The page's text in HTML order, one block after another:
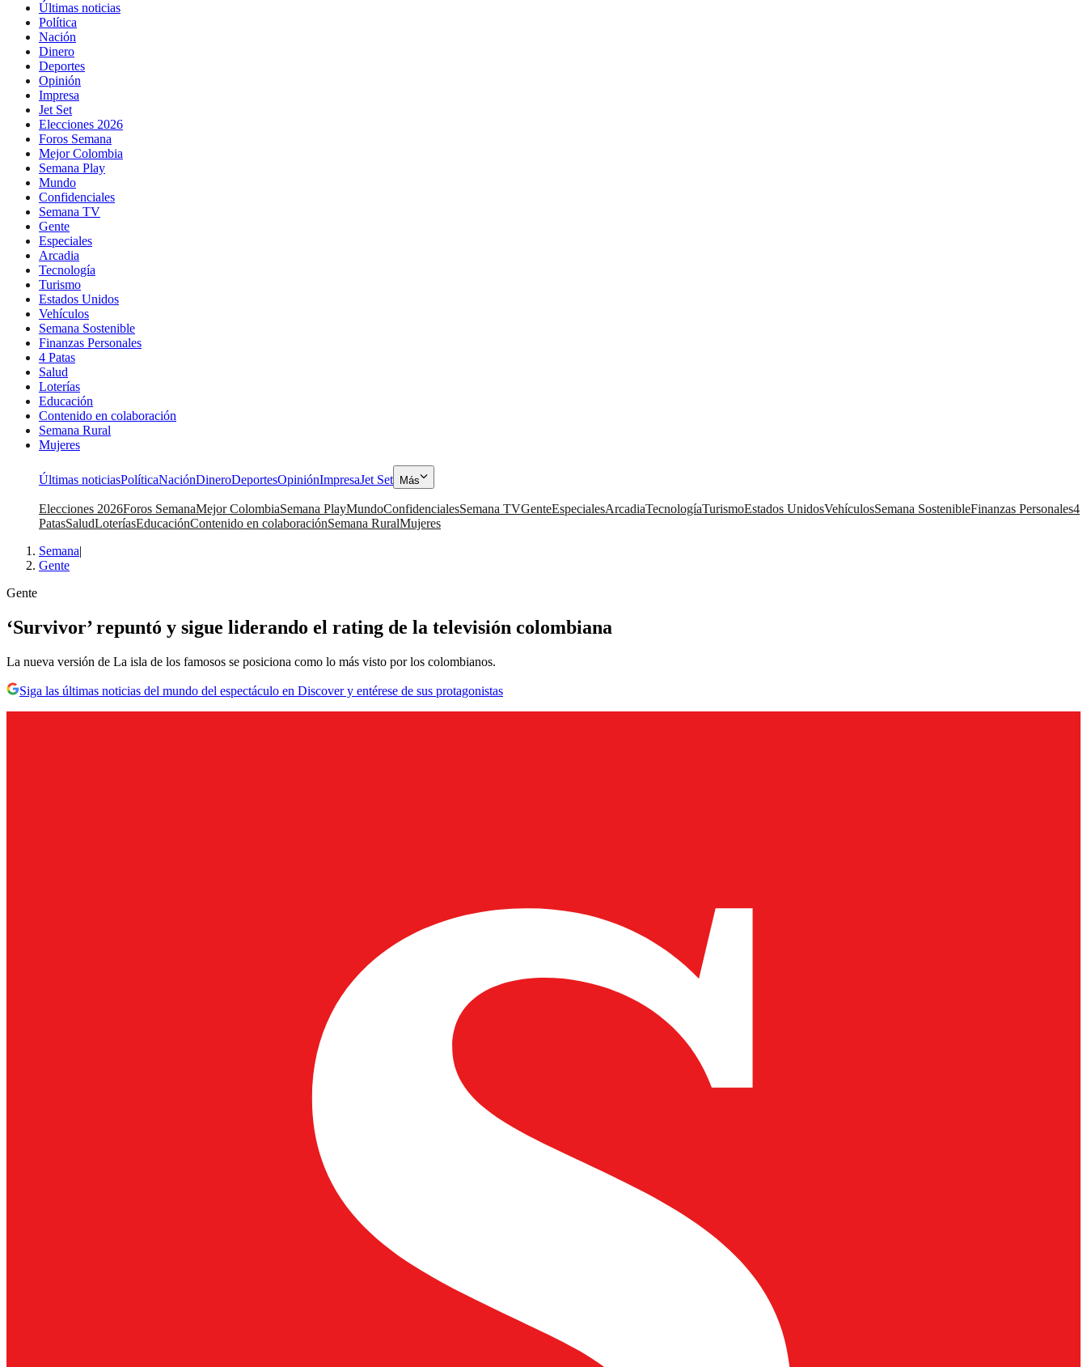
Últimas noticias
Política
Nación
Dinero
Deportes
Opinión
Impresa
Jet Set
Elecciones 2026
Foros Semana
Mejor Colombia
Semana Play
Mundo
Confidenciales
Semana TV
Gente
Especiales
Arcadia
Tecnología
Turismo
Estados Unidos
Vehículos
Semana Sostenible
Finanzas Personales
4 Patas
Salud
Loterías
Educación
Contenido en colaboración
Semana Rural
Mujeres
Últimas noticiasPolíticaNaciónDineroDeportesOpiniónImpresaJet Set Más
Elecciones 2026Foros SemanaMejor ColombiaSemana PlayMundoConfidencialesSemana TVGenteEspecialesArcadiaTecnologíaTurismoEstados UnidosVehículosSemana SostenibleFinanzas Personales4
PatasSaludLoteríasEducaciónContenido en colaboraciónSemana RuralMujeres
Semana|
Gente
Gente
‘Survivor’ repuntó y sigue liderando el rating de la televisión colombiana
La nueva versión de La isla de los famosos se posiciona como lo más visto por los colombianos.
Siga las últimas noticias del mundo del espectáculo en Discover y entérese de sus protagonistas